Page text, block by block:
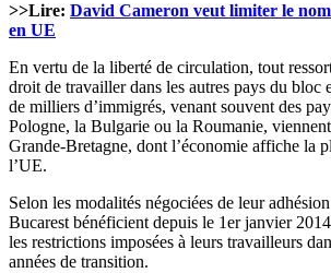
>>Lire: David Cameron veut limiter le
en UE
En vertu de la liberté de circulation, tout
droit de travailler dans les autres pays du bloc
de milliers d’immigrés, venant souvent des
Pologne, la Bulgarie ou la Roumanie,
Grande-Bretagne, dont l’économie affiche la
l’UE.
Selon les modalités négociées de leur
Bucarest bénéficient depuis le 1er janvier
les restrictions imposées à leurs travailleurs
années de transition.